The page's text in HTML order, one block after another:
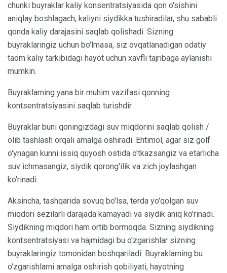
chunki buyraklar kaliy konsentratsiyasida qon o'sishini
aniqlay boshlagach, kaliyni siydikka tushiradilar, shu sababli
qonda kaliy darajasini saqlab qolishadi. Sizning
buyraklaringiz uchun bo'lmasa, siz ovqatlanadigan odatiy
taom kaliy tarkibidagi hayot uchun xavfli tajribaga aylanishi
mumkin.
Buyraklarning yana bir muhim vazifasi qonning
kontsentratsiyasini saqlab turishdir.
Buyraklar buni qoningizdagi suv miqdorini saqlab qolish /
olib tashlash orqali amalga oshiradi. Ehtimol, agar siz golf
o'ynagan kunni issiq quyosh ostida o'tkazsangiz va etarlicha
suv ichmasangiz, siydik qorong'ilik va zich joylashgan
ko'rinadi.
Aksincha, tashqarida sovuq bo'lsa, terda yo'qolgan suv
miqdori sezilarli darajada kamayadi va siydik aniq ko'rinadi.
Siydikning miqdori ham ortib bormoqda. Sizning siydikning
kontsentratsiyasi va hajmidagi bu o'zgarishlar sizning
buyraklaringiz tomonidan boshqariladi. Buyraklarning bu
o'zgarishlarni amalga oshirish qobiliyati, hayotning